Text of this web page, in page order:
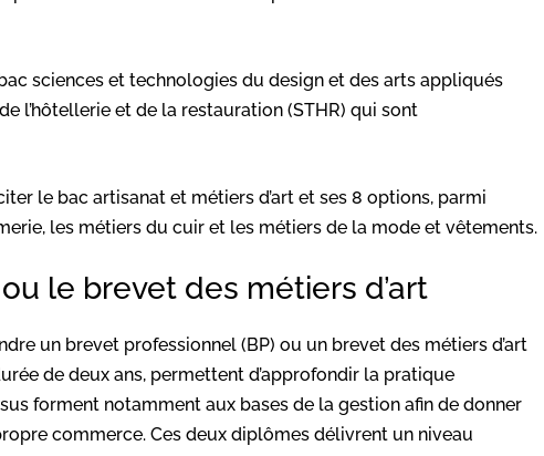
sciences et technologies du design et des arts appliqués
l’hôtellerie et de la restauration (STHR) qui sont
le bac artisanat et métiers d’art et ses 8 options, parmi
les métiers du cuir et les métiers de la mode et vêtements.
le brevet des métiers d’art
un brevet professionnel (BP) ou un brevet des métiers d’art
de deux ans, permettent d’approfondir la pratique
forment notamment aux bases de la gestion afin de donner
commerce. Ces deux diplômes délivrent un niveau